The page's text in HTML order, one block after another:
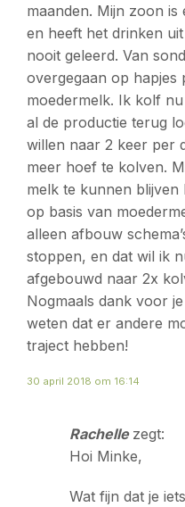
maanden. Mijn zoon
en heeft het drinken
nooit geleerd. Van
overgegaan op hapjes
moedermelk. Ik kolf
al de productie terug
willen naar 2 keer per
meer hoef te kolven.
melk te kunnen
op basis van
alleen afbouw
stoppen, en dat wil ik
afgebouwd naar 2x
Nogmaals dank voor
weten dat er andere
traject hebben!
30 april 2018 om 16:14
Rachelle zegt:
Hoi Minke,
Wat fijn dat je